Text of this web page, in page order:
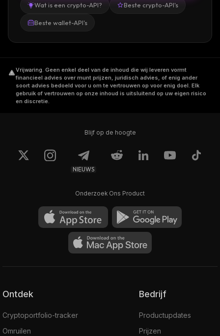
Wat is een crypto-API? Beste crypto-API's
Beste wallet-API's
Vrijwaring Geen enkel deel van de inhoud die wij leveren vormt
financieel advies over munt prijzen, juridisch advies, of enig ander
soort advies bedoeld voor u om te vertrouwen op voor enig doel. Elk
gebruik of vertrouwen op onze inhoud is uitsluitend op uw eigen risico
en discretie.
Blijf op de hoogte
NIEUWS
Onderzoek Ons Product
Ontdek
Cryptoportfolio-tracker
Omruilen
Bedrijf
Productupdates
Prijzen